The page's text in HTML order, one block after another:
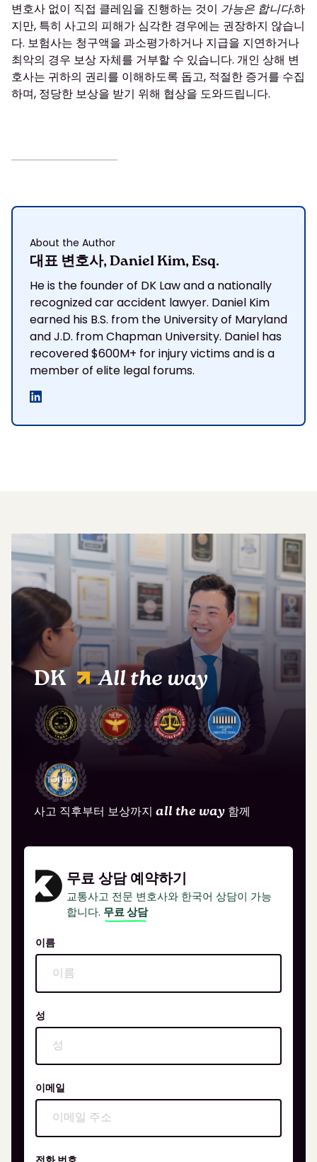
변호사 없이 직접 클레임을 진행하는 것이 가능은 합니다.하
지만, 특히 사고의 피해가 심각한 경우에는 권장하지 않습니
다. 보험사는 청구액을 과소평가하거나 지급을 지연하거나
최악의 경우 보상 자체를 거부할 수 있습니다. 개인 상해 변
호사는 귀하의 권리를 이해하도록 돕고, 적절한 증거를 수집
하며, 정당한 보상을 받기 위해 협상을 도와드립니다.
About the Author
대표 변호사, Daniel Kim, Esq.
He is the founder of DK Law and a nationally
recognized car accident lawyer. Daniel Kim
earned his B.S. from the University of Maryland
and J.D. from Chapman University. Daniel has
recovered $600M+ for injury victims and is a
member of elite legal forums.
DK All the way
사고 직후부터 보상까지 all the way 함께
무료 상담 예약하기
교통사고 전문 변호사와 한국어 상담이 가능
합니다. 무료 상담
이름
성
이메일